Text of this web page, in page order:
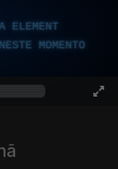
ELEMENT
MOMENTO